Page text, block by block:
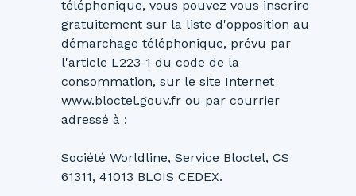
téléphonique, vous pouvez vous inscrire
gratuitement sur la liste d'opposition au
démarchage téléphonique, prévu par
l'article L223-1 du code de la
consommation, sur le site Internet
www.bloctel.gouv.fr ou par courrier
adressé à :
Société Worldline, Service Bloctel, CS
61311, 41013 BLOIS CEDEX.